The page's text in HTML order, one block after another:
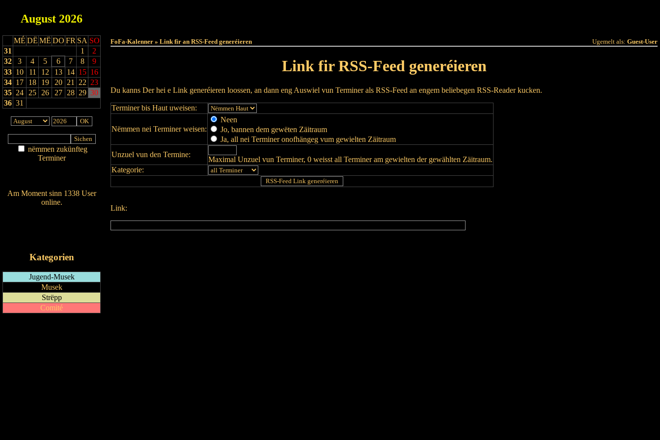
August 2026
MÉ DË MË DO FR SA SO
31
1
2
32
3 4 5 6 7 8
9
33 10 11 12 13 14 15 16
34 17 18 19 20 21 22 23
35 24 25 26 27 28 29 30
36 31
nëmmen zukünfteg
Terminer
Am Moment sinn 1338 User
online.
Kategorien
Jugend-Musek
Musek
Strëpp
Comité
FoFa-Kalenner » Link fir an RSS-Feed generéieren Ugemelt als: Guest-User
Link fir RSS-Feed generéieren
Du kanns Der hei e Link generéieren loossen, an dann eng Auswiel vun Terminer als RSS-Feed an engem beliebegen RSS-Reader kucken.
Terminer bis Haut uweisen:
Nëmmen nei Terminer weisen:
Neen
Jo, bannen dem gewëten Zäitraum
Ja, all nei Terminer onofhängeg vum gewielten Zäitraum
Unzuel vun den Termine:
Maximal Unzuel vun Terminer, 0 weisst all Terminer am gewielten der gewählten Zäitraum.
Kategorie:
Link: